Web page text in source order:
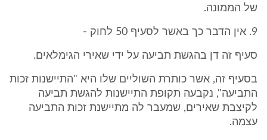
של הממונה.
9. אין הדבר כך באשר לסעיף 50 לחוק -
סעיף זה דן בהגשת תביעה על ידי שאירי הגימלאים.
בסעיף זה, אשר כותרת השוליים שלו היא "התיישנות זכות
התביעה", נקבעה תקופת התיישנות להגשת תביעה
לקיצבת שאירים, שמעבר לה מתיישנת זכות התביעה
עצמה.